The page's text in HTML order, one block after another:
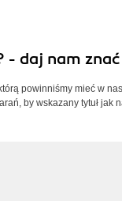
- daj nam znać
powinniśmy mieć w
by wskazany tytuł jak